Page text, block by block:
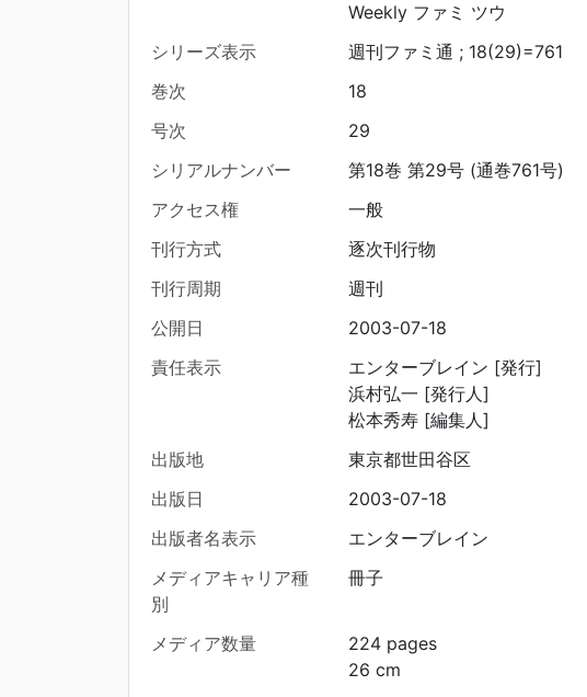
Weekly ファミ ツウ
シリーズ表示
週刊ファミ通 ; 18(29)=761
巻次
18
号次
29
シリアルナンバー
第18巻 第29号 (通巻761号)
アクセス権
一般
刊行方式
逐次刊行物
刊行周期
週刊
公開日
2003-07-18
責任表示
エンターブレイン [発行]
浜村弘一 [発行人]
松本秀寿 [編集人]
出版地
東京都世田谷区
出版日
2003-07-18
出版者名表示
エンターブレイン
メディアキャリア種
別
冊子
メディア数量
224 pages
26 cm